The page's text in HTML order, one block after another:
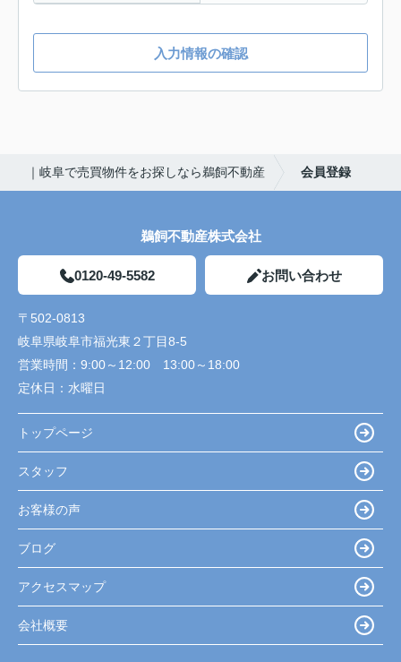
入力情報の確認
｜岐阜で売買物件をお探しなら鵜飼不動産 会員登録
鵜飼不動産株式会社
0120-49-5582 お問い合わせ
〒502-0813
岐阜県岐阜市福光東２丁目8-5
営業時間： 9:00～12:00 13:00～18:00
定休日： 水曜日
トップページ
スタッフ
お客様の声
ブログ
アクセスマップ
会社概要